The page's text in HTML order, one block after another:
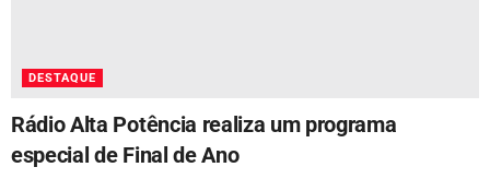
DESTAQUE
Rádio Alta Potência realiza um programa
especial de Final de Ano